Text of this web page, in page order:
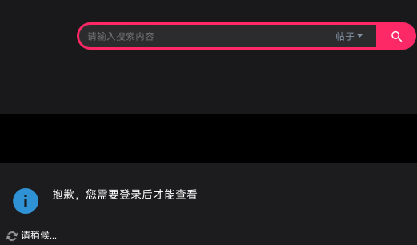
帖子
抱歉，您需要登录后才能查看
请稍候...